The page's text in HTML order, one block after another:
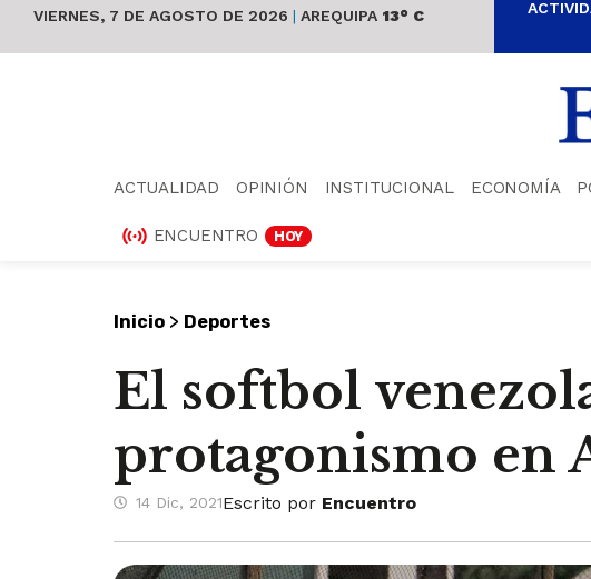
VIERNES, 7 DE AGOSTO DE 2026 | AREQUIPA 13° C
ACTUALIDAD OPINIÓN INSTITUCIONAL ECONOMÍA
ENCUENTRO HOY
Inicio > Deportes
El softbol
protagonismo en
14 Dic, 2021Escrito por Encuentro